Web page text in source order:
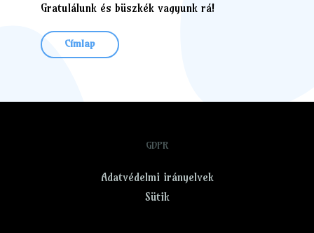
Gratulálunk és büszkék vagyunk rá!
Címlap
GDPR
Adatvédelmi irányelvek
Sütik